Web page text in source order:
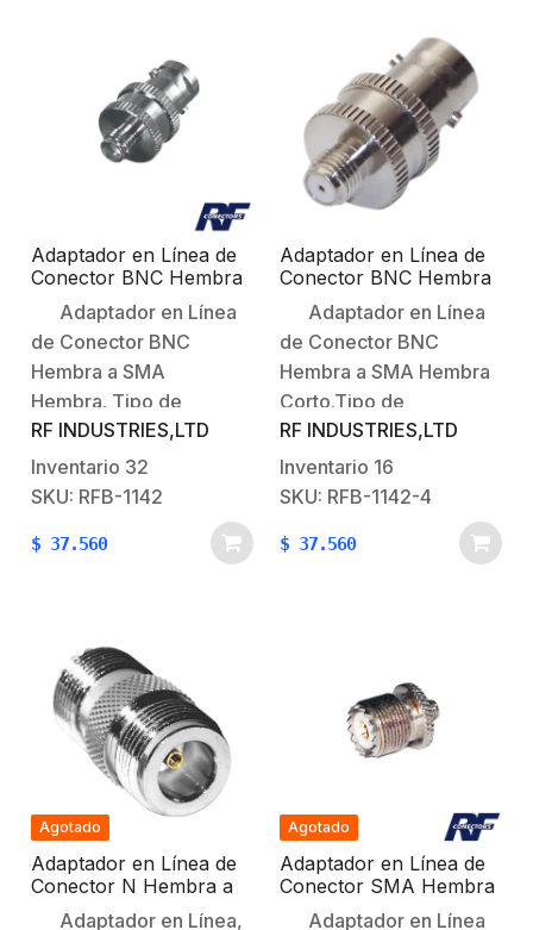
Plateado.Aislante
Dieléctrico: Dap.
Delrin.Aplicación: Audio
/ Video.Longitud: 25
mm.
Adaptador en Línea de
Conector BNC Hembra
a SMA Hembra / Radios
Portátil Kenwood,
Uniden, Níquel/ Oro/
Teflón.
Adaptador en Línea
de Conector BNC
Hembra a SMA
Hembra. Tipo de
Adaptador: De conector
SMA Hembra a BNC
Hembra.Modo de
Linea.Cuerpo:
Teflón.Aplicación:
Uniden SPU48/ SPH58;
Kenwood G/ 80/ 160/
202/ 212/ 170.
RF INDUSTRIES,LTD
Inventario 32
SKU: RFB-1142
$ 37.560
Adaptador en Línea de
Conector BNC Hembra
a SMA Hembra Corto /
Celulares Motorola,
Níquel/ Oro/ Teflón.
Adaptador en Línea
de Conector BNC
Hembra a SMA Hembra
Corto.Tipo de
Adaptador: De Conector
BNC Hembra a SMA
Hembra corto.Modo de
Linea.Cuerpo:
Celular (Motorola).
RF INDUSTRIES,LTD
Inventario 16
SKU: RFB-1142-4
$ 37.560
Agotado
Adaptador en Línea de
Conector N Hembra a
UHF Hembra (SO-239),
Adaptador en Línea,
Agotado
Adaptador en Línea de
Conector SMA Hembra
a UHF Hembra (SO-
Adaptador en Línea